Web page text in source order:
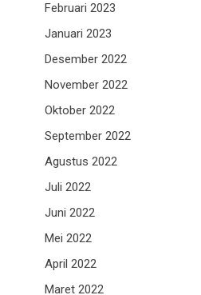
Februari 2023
Januari 2023
Desember 2022
November 2022
Oktober 2022
September 2022
Agustus 2022
Juli 2022
Juni 2022
Mei 2022
April 2022
Maret 2022